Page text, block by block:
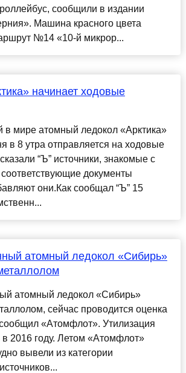
сообщили в издании
Машина красного цвета
№14 «10-й микрор...
начинает ходовые
мире атомный ледокол «Арктика»
в 8 утра отправляется на ходовые
“Ъ” источники, знакомые с
документы
они.Как сообщал “Ъ” 15
атомный ледокол «Сибирь»
атомный ледокол «Сибирь»
сейчас проводится оценка
«Атомфлот». Утилизация
в 2016 году. Летом «Атомфлот»
вывели из категории